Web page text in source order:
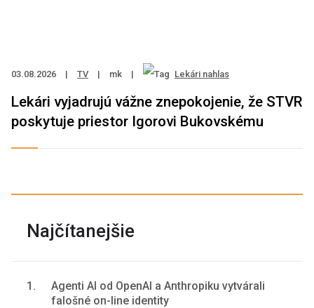
03.08.2026 | TV | mk | Lekári nahlas
Lekári vyjadrujú vážne znepokojenie, že STVR
poskytuje priestor Igorovi Bukovskému
Najčítanejšie
1.
Agenti AI od OpenAI a Anthropiku vytvárali
falošné on-line identity